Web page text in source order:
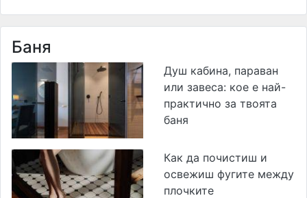
Баня
Душ кабина, параван
или завеса: кое е най-
практично за твоята
баня
Как да почистиш и
освежиш фугите между
плочките